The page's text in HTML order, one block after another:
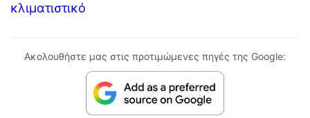
κλιματιστικό
Ακολουθήστε μας στις προτιμώμενες πηγές της Google: